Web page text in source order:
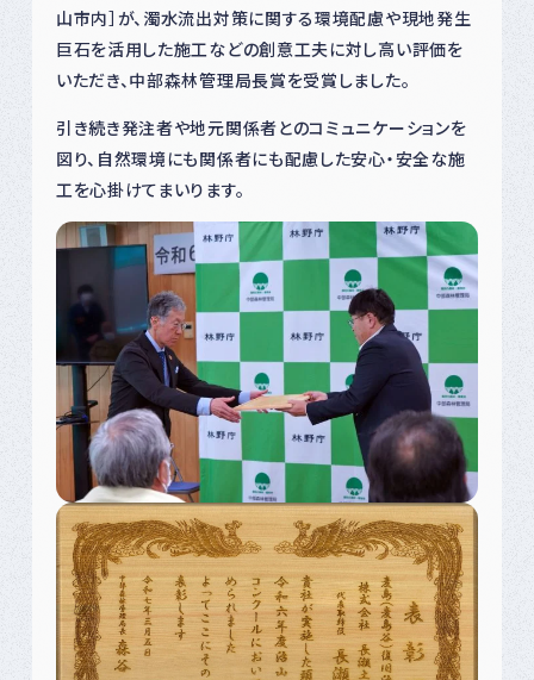
山市内］が、濁水流出対策に関する環境配慮や現地発生
巨石を活用した施工などの創意工夫に対し高い評価を
いただき、中部森林管理局長賞を受賞しました。
引き続き発注者や地元関係者とのコミュニケーションを
図り、自然環境にも関係者にも配慮した安心・安全な施
工を心掛けてまいります。